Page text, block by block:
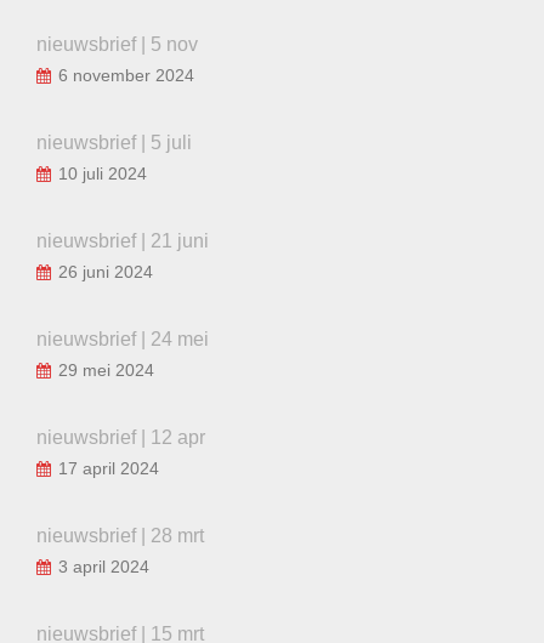
nieuwsbrief | 5 nov
6 november 2024
nieuwsbrief | 5 juli
10 juli 2024
nieuwsbrief | 21 juni
26 juni 2024
nieuwsbrief | 24 mei
29 mei 2024
nieuwsbrief | 12 apr
17 april 2024
nieuwsbrief | 28 mrt
3 april 2024
nieuwsbrief | 15 mrt